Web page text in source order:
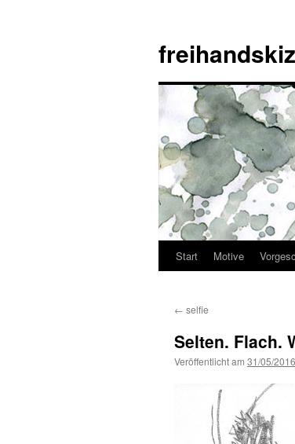
springen
Start Motive
← selfie
Selten. Flach.
Veröffentlicht am 31/05/2016